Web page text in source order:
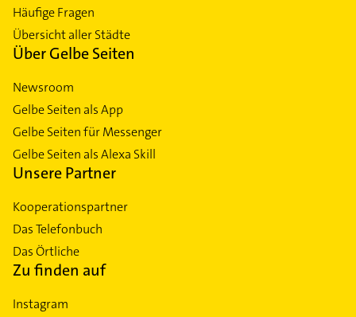
Häufige Fragen
Übersicht aller Städte
Über Gelbe Seiten
Newsroom
Gelbe Seiten als App
Gelbe Seiten für Messenger
Gelbe Seiten als Alexa Skill
Unsere Partner
Kooperationspartner
Das Telefonbuch
Das Örtliche
Zu finden auf
Instagram